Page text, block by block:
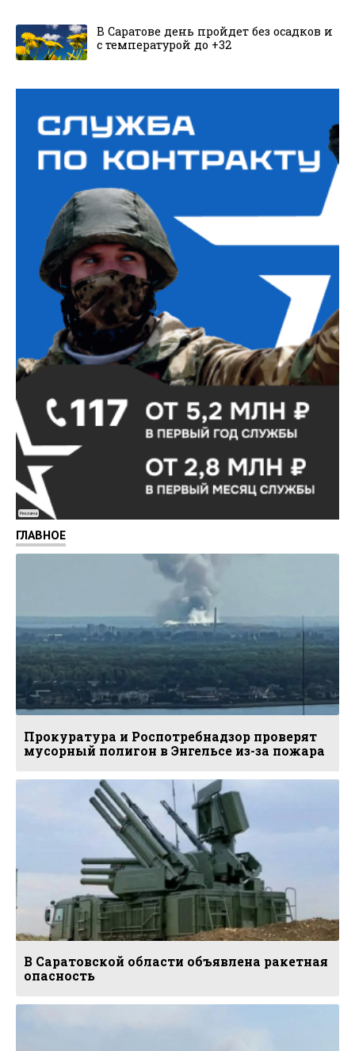
В Саратове день пройдет без осадков и
с температурой до +32
Реклама
ГЛАВНОЕ
Прокуратура и Роспотребнадзор проверят
мусорный полигон в Энгельсе из-за пожара
В Саратовской области объявлена ракетная
опасность